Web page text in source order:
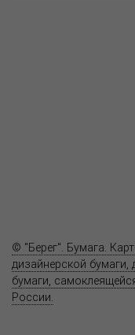
© "Берег". Бумага.
дизайнерской бумаги,
бумаги,
России.